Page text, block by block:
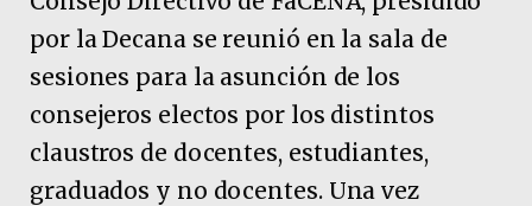
por la Decana se reunió en la sala de
sesiones para la asunción de los
consejeros electos por los distintos
claustros de docentes, estudiantes,
graduados y no docentes. Una vez